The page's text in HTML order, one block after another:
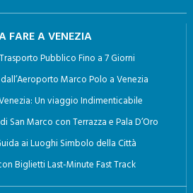
FARE A VENEZIA
Pubblico Fino a 7 Giorni
Marco Polo a Venezia
Un viaggio Indimenticabile
San Marco con Terrazza e Pala D’Oro
ai Luoghi Simbolo della Città
Biglietti Last-Minute Fast Track